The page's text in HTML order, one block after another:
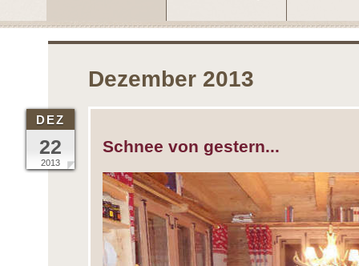
Dezember 2013
2013
22
DEZ
Schnee von gestern...